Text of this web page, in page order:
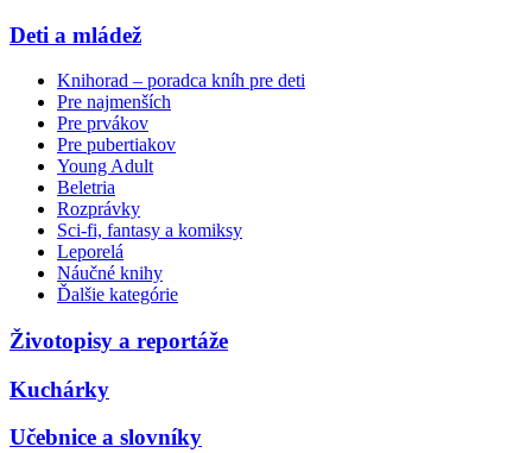
Deti a mládež
Knihorad – poradca kníh pre deti
Pre najmenších
Pre prvákov
Pre pubertiakov
Young Adult
Beletria
Rozprávky
Sci-fi, fantasy a komiksy
Leporelá
Náučné knihy
Ďalšie kategórie
Životopisy a reportáže
Kuchárky
Učebnice a slovníky